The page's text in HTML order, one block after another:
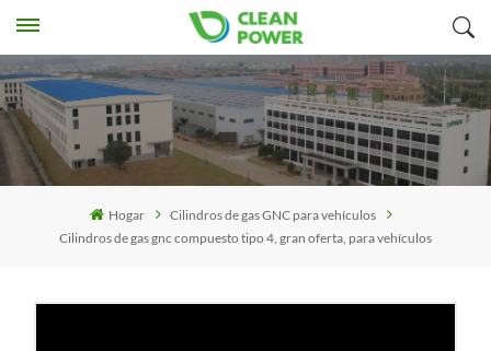
Hogar
Cilindros de gas GNC para vehículos
Cilindros de gas gnc compuesto tipo 4, gran oferta, para vehículos